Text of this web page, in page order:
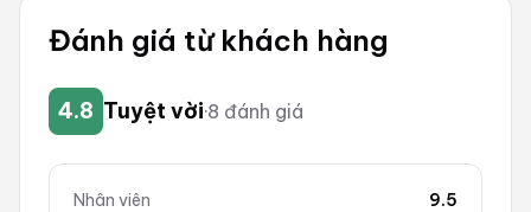
Đánh giá từ khách hàng
4.8 Tuyệt vời·8 đánh giá
Nhân viên 9.5